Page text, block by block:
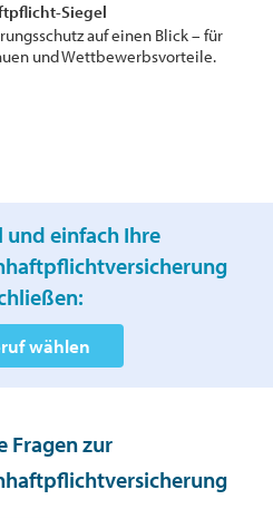
Siegel
auf einen Blick – für
und Wettbewerbsvorteile.
und einfach Ihre
wählen
Fragen zur